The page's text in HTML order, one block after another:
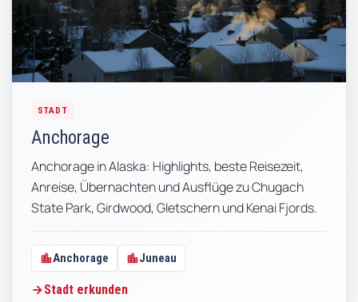
STADT
Anchorage
Anchorage in Alaska: Highlights, beste Reisezeit,
Anreise, Übernachten und Ausflüge zu Chugach
State Park, Girdwood, Gletschern und Kenai Fjords.
location_cityAnchorage location_cityJuneau
Stadt erkunden